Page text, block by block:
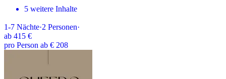
5 weitere Inhalte
1-7 Nächte·2 Personen·
ab 415 €
pro Person ab € 208